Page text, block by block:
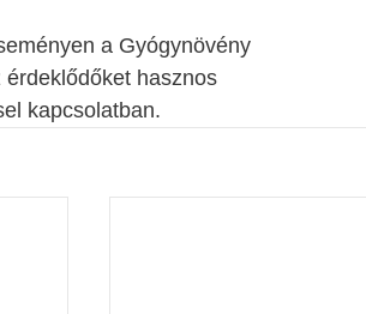
a Gyógynövény
hasznos
kapcsolatban.